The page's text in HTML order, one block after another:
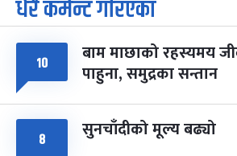
७
आइत चैत्र ७, २०८३-Mar 21, 2027
८ फागुपूर्णिमा
चैत्र ८, २०८३-Mar 22, 2027
धेरै कमेन्ट गरिएका
१० बाम माछाको रहस्यमय
पाहुना, समुद्रका सन्तान
८ सुनचाँदीको मूल्य बढ्यो